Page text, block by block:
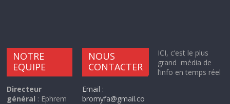
NOTRE
EQUIPE
Directeur
général : Ephrem
NOUS
CONTACTER
Email :
bromyfa@gmail.co
ICI, c’est le plus
grand média de
l’info en temps réel